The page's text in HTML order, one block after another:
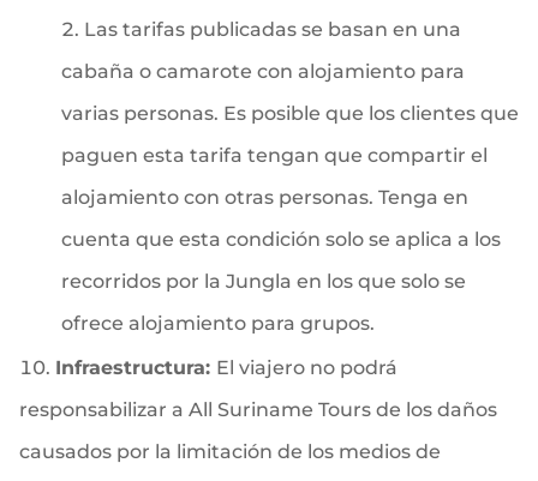
Las tarifas publicadas se basan en una
cabaña o camarote con alojamiento para
varias personas. Es posible que los clientes que
paguen esta tarifa tengan que compartir el
alojamiento con otras personas. Tenga en
cuenta que esta condición solo se aplica a los
recorridos por la Jungla en los que solo se
ofrece alojamiento para grupos.
Infraestructura: El viajero no podrá
responsabilizar a All Suriname Tours de los daños
causados por la limitación de los medios de